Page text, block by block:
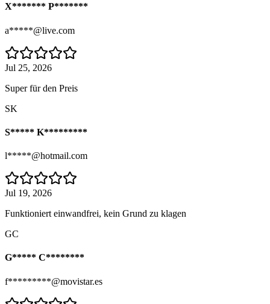
X******* P*******
a*****@live.com
Jul 25, 2026
Super für den Preis
SK
S***** K*********
l*****@hotmail.com
Jul 19, 2026
Funktioniert einwandfrei, kein Grund zu klagen
GC
G***** C********
f*********@movistar.es